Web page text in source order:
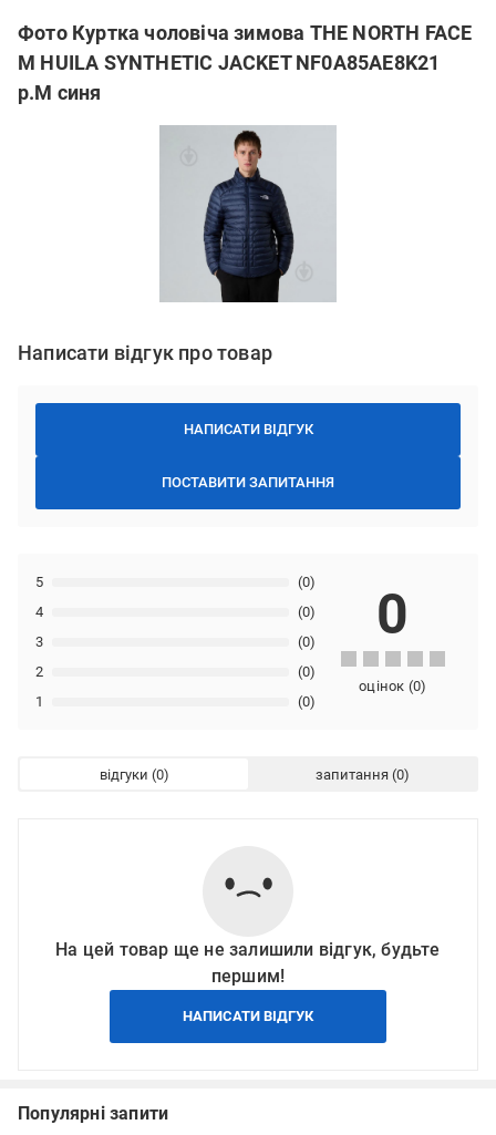
Фото Куртка чоловіча зимова THE NORTH FACE
M HUILA SYNTHETIC JACKET NF0A85AE8K21
р.M синя
Написати відгук про товар
НАПИСАТИ ВІДГУК
ПОСТАВИТИ ЗАПИТАННЯ
1 (0)
2 (0)
3 (0)
4 (0)
5 (0)
0
оцінок (0)
відгуки запитання
На цей товар ще не залишили відгук, будьте
першим!
НАПИСАТИ ВІДГУК
Популярні запити